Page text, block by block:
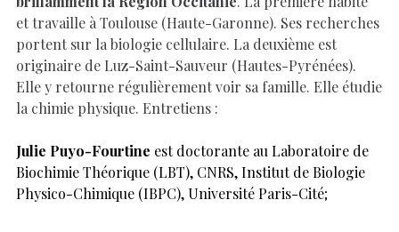
et travaille à Toulouse (Haute-Garonne). Ses recherches
portent sur la biologie cellulaire. La deuxième est
originaire de Luz-Saint-Sauveur (Hautes-Pyrénées).
Elle y retourne régulièrement voir sa famille. Elle étudie
la chimie physique. Entretiens :
Julie Puyo-Fourtine est doctorante au Laboratoire de
Biochimie Théorique (LBT), CNRS, Institut de Biologie
Physico-Chimique (IBPC), Université Paris-Cité;